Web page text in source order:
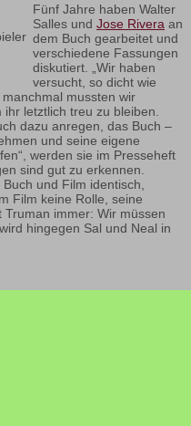
Fünf Jahre haben Walter
Salles und Jose Rivera an
dem Buch gearbeitet und
verschiedene Fassungen
diskutiert. „Wir haben
versucht, so dicht wie
mussten wir
letztlich treu zu bleiben.
dazu anregen, das Buch –
und seine eigene
werden sie im Presseheft
sind gut zu erkennen.
und Film identisch,
Film keine Rolle, seine
Truman immer: Wir müssen
hingegen Sal und Neal in